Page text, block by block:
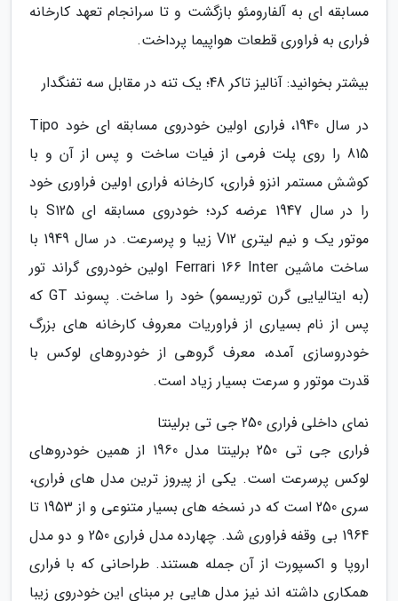
مسابقه ای به آلفارومئو بازگشت و تا سرانجام تعهد کارخانه
فراری به فراوری قطعات هواپیما پرداخت.
بیشتر بخوانید: آنالیز تاکر 48؛ یک تنه در مقابل سه تفنگدار
در سال 1940، فراری اولین خودروی مسابقه ای خود Tipo
815 را روی پلت فرمی از فیات ساخت و پس از آن و با
کوشش مستمر انزو فراری، کارخانه فراری اولین فراوری خود
را در سال 1947 عرضه کرد؛ خودروی مسابقه ای S125 با
موتور یک و نیم لیتری V12 زیبا و پرسرعت. در سال 1949 با
ساخت ماشین Ferrari 166 Inter اولین خودروی گراند تور
(به ایتالیایی گرن توریسمو) خود را ساخت. پسوند GT که
پس از نام بسیاری از فراوریات معروف کارخانه های بزرگ
خودروسازی آمده، معرف گروهی از خودروهای لوکس با
قدرت موتور و سرعت بسیار زیاد است.
نمای داخلی فراری 250 جی تی برلینتا
فراری جی تی 250 برلینتا مدل 1960 از همین خودروهای
لوکس پرسرعت است. یکی از پیروز ترین مدل های فراری،
سری 250 است که در نسخه های بسیار متنوعی و از 1953 تا
1964 بی وقفه فراوری شد. چهارده مدل فراری 250 و دو مدل
اروپا و اکسپورت از آن جمله هستند. طراحانی که با فراری
همکاری داشته اند نیز مدل هایی بر مبنای این خودروی زیبا